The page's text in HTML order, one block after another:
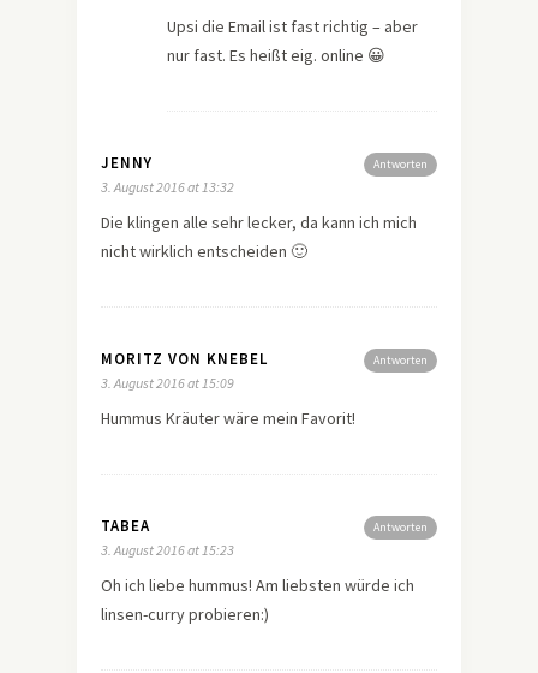
Upsi die Email ist fast richtig – aber
nur fast. Es heißt eig. online 😀
Antworten
JENNY
3. August 2016 at 13:32
Die klingen alle sehr lecker, da kann ich mich
nicht wirklich entscheiden 🙂
Antworten
MORITZ VON KNEBEL
3. August 2016 at 15:09
Hummus Kräuter wäre mein Favorit!
Antworten
TABEA
3. August 2016 at 15:23
Oh ich liebe hummus! Am liebsten würde ich
linsen-curry probieren:)